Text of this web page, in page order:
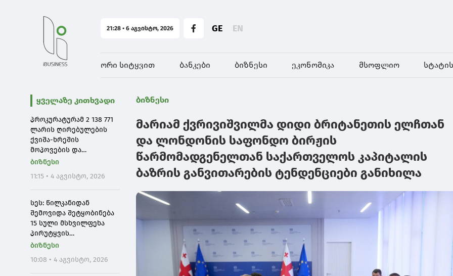
21:28 • 6 აგვისტო, 2026 GE EN
ორი სიტყვით ბანკები ბიზნესი ეკონომიკა მსოფლიო
ყველაზე კითხვადი
პროკურატურამ 2 138 771
ლარის ღირებულების
ქვიშა-ხრეშის
მოპოვების და
რეალიზაცია ფაქტებზე 7
იურიდიულ პირს ბრალი
წარუდგინა
ბიზნესი
11:15 • 4 აგვისტო, 2026
სეს: წილკანიდან
შემოვიდა შეტყობინება
15 სული მსხვილფეხა
პირუტყვის
ინტოქსიკაციის შესახებ -
ჯანმრთელობისთვის
საშიში ხორცის
ბიზნესი
10:08 • 4 აგვისტო, 2026
ბიზნესი
მარიამ ქვრივიშვილმა დიდი ბრიტანეთის ელჩთან
და ლონდონის საფონდო ბირჟის
წარმომადგენელთან საქართველოს კაპიტალის
ბაზრის განვითარების ტენდენციები განიხილა